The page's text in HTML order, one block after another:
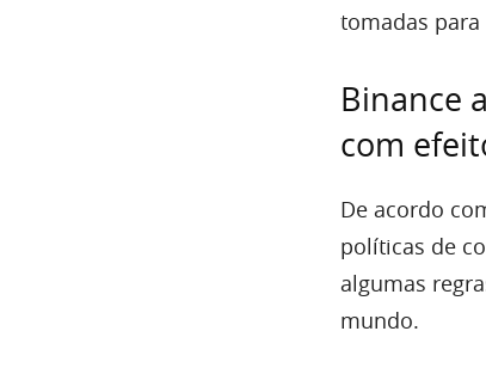
tomadas
Binance
com
De acordo
políticas de
algumas
mundo.